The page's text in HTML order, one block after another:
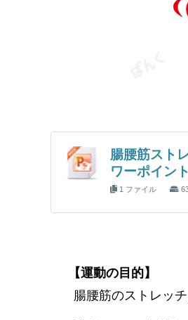
腸腰筋スト
ワーポイント
1 ファイル
【運動の目的】
腸腰筋のストレッ